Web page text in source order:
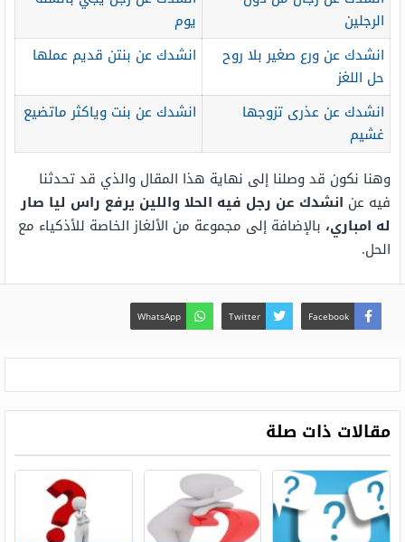
الرجلين
يوم
انشدك عن ورع صغير بلا روح
حل اللغز
انشدك عن بنتن قديم عملها
انشدك عن عذرى تزوجها
غشيم
انشدك عن بنت وياكثر ماتضيع
وهنا نكون قد وصلنا إلى نهاية هذا المقال والذي قد تحدثنا
فيه عن انشدك عن رجل فيه الحلا واللين يرفع راس ليا صار
له امباري، بالإضافة إلى مجموعة من الألغاز الخاصة للأذكياء مع
الحل.
Facebook
Twitter
WhatsApp
مقالات ذات صلة